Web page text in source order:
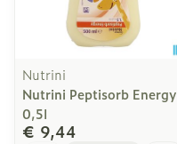
Nutrini
Nutrini Peptisorb Energy
0,5l
€ 9,44